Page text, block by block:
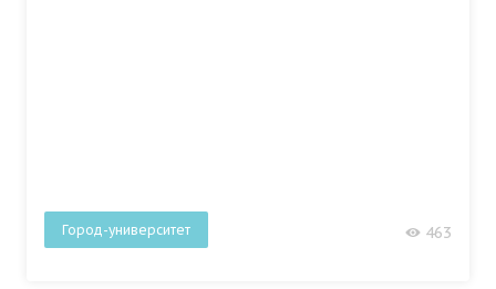
Город-университет 463